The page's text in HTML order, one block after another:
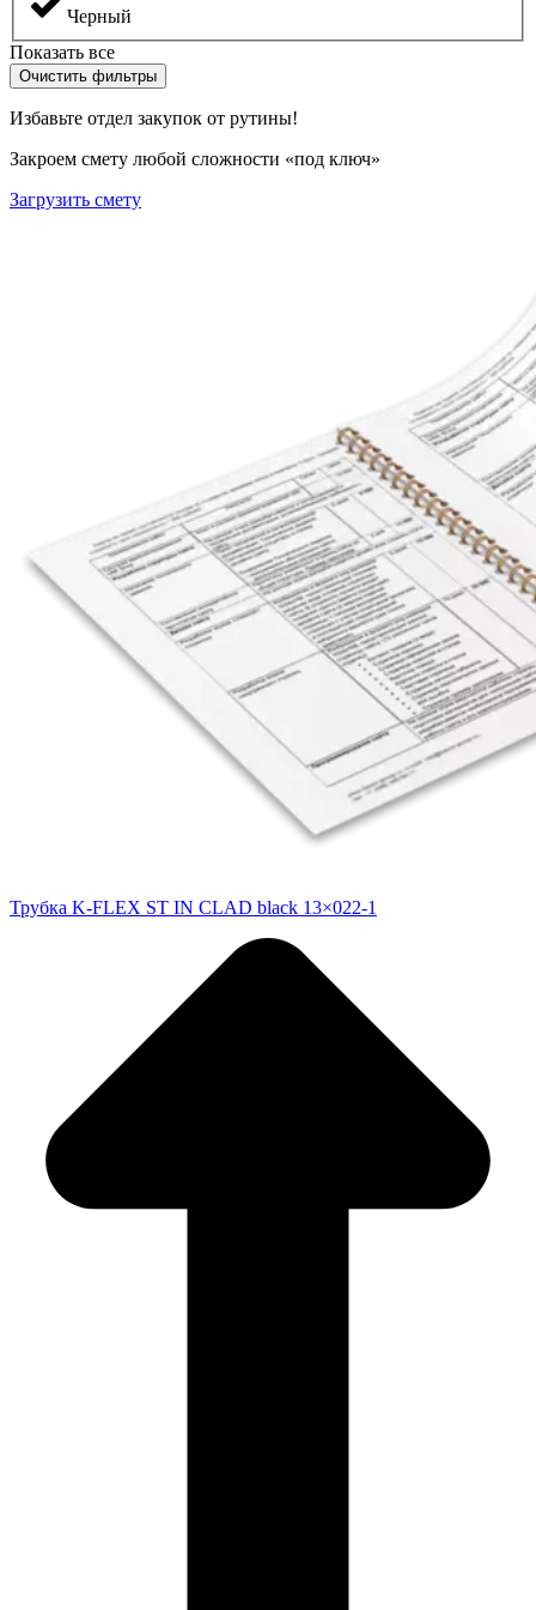
Черный
Показать все
Очистить фильтры
Избавьте отдел закупок от рутины!
Закроем смету любой сложности «под ключ»
Загрузить смету
Трубка K-FLEX ST IN CLAD black 13×022-1